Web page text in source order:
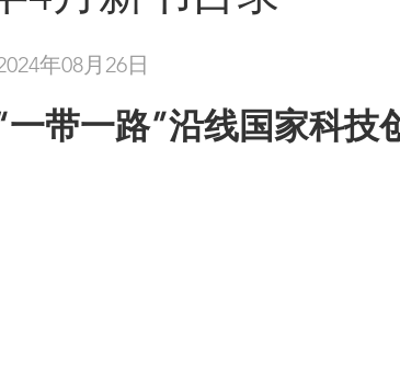
年08月26日
一带一路”沿线国家科技